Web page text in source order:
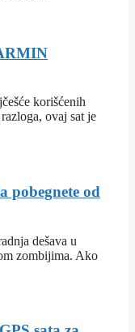
korišćenih
ovaj sat je
pobegnete od
dešava u
zombijima. Ako